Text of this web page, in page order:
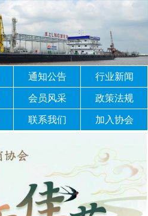
通知公告 行业新闻
会员风采 政策法规
联系我们 加入协会